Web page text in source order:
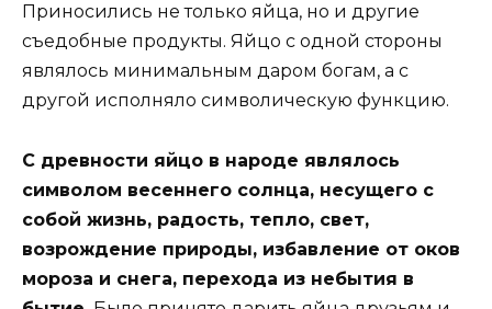
Приносились не только яйца, но и другие
съедобные продукты. Яйцо с одной стороны
являлось минимальным даром богам, а с
другой исполняло символическую функцию.
С древности яйцо в народе являлось
символом весеннего солнца, несущего с
собой жизнь, радость, тепло, свет,
возрождение природы, избавление от оков
мороза и снега, перехода из небытия в